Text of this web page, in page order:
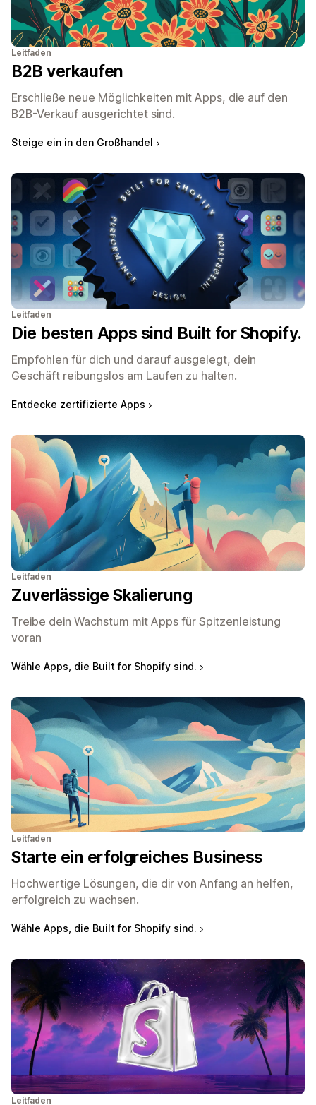
Leitfaden
B2B verkaufen
Erschließe neue Möglichkeiten mit Apps, die auf den
B2B-Verkauf ausgerichtet sind.
Steige ein in den Großhandel
Leitfaden
Die besten Apps sind Built for Shopify.
Empfohlen für dich und darauf ausgelegt, dein
Geschäft reibungslos am Laufen zu halten.
Entdecke zertifizierte Apps
Leitfaden
Zuverlässige Skalierung
Treibe dein Wachstum mit Apps für Spitzenleistung
voran
Wähle Apps, die Built for Shopify sind.
Leitfaden
Starte ein erfolgreiches Business
Hochwertige Lösungen, die dir von Anfang an helfen,
erfolgreich zu wachsen.
Wähle Apps, die Built for Shopify sind.
Leitfaden